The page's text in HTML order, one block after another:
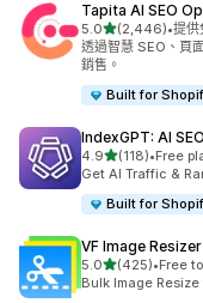
Tapita AI SEO
5.0滿分 5 顆星
(2,446)
共有 2446 則評價
•提供
透過智慧 SEO、頁
銷售。
Built for
IndexGPT: AI
4.9滿分 5 顆星
(118)
共有 118 則評價
•Free
Get AI Traffic &
Built for
VF Image
5.0滿分 5 顆星
(425)
共有 425 則評價
•Free
Bulk Image Resize